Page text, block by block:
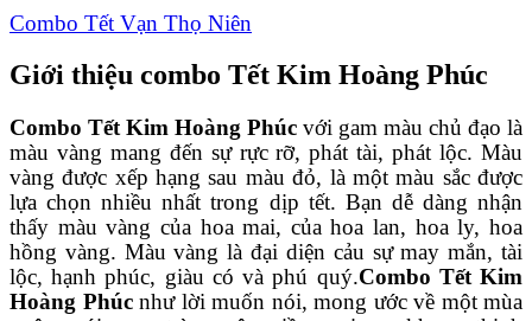
Combo Tết Vạn Thọ Niên
Giới thiệu combo Tết Kim Hoàng Phúc
Combo Tết Kim Hoàng Phúc với gam màu chủ đạo là
màu vàng mang đến sự rực rỡ, phát tài, phát lộc. Màu
vàng được xếp hạng sau màu đỏ, là một màu sắc được
lựa chọn nhiều nhất trong dịp tết. Bạn dễ dàng nhận
thấy màu vàng của hoa mai, của hoa lan, hoa ly, hoa
hồng vàng. Màu vàng là đại diện cảu sự may mắn, tài
lộc, hạnh phúc, giàu có và phú quý.Combo Tết Kim
Hoàng Phúc như lời muốn nói, mong ước về một mùa